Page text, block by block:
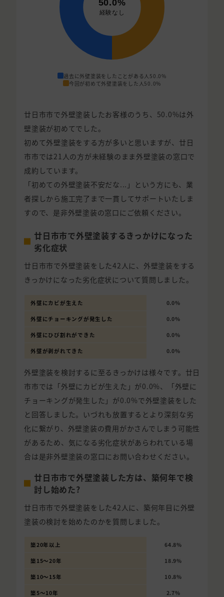
過去に外壁塗装をしたことがある人 50.0%
今回が初めて外壁塗装をした人 50.0%
廿日市市で外壁塗装したお客様のうち、50.0%は外
壁塗装が初めてでした。
初めて外壁塗装をする方が多いと思いますが、廿日
市市では21人の方が未経験のまま外壁塗装の窓口で
成約しています。
「初めての外壁塗装不安だな...」という方にも、業
者探しから施工完了まで一貫してサポートいたしま
すので、是非外壁塗装の窓口にご依頼ください。
廿日市市で外壁塗装するきっかけになった
劣化症状
廿日市市で外壁塗装をした42人に、外壁塗装をする
きっかけになった劣化症状について質問しました。
外壁にカビが生えた 0.0%
外壁にチョーキングが発生した 0.0%
外壁にひび割れができた 0.0%
外壁が剥がれてきた 0.0%
外壁塗装を検討するに至るきっかけは様々です。廿日
市市では「外壁にカビが生えた」が0.0%、「外壁に
チョーキングが発生した」が0.0%で外壁塗装をした
と回答しました。いづれも放置するとより深刻な劣
化に繋がり、外壁塗装の費用がかさんでしまう可能性
があるため、気になる劣化症状があらわれている場
合は是非外壁塗装の窓口にお問い合わせください。
廿日市市で外壁塗装した方は、築何年で検
討し始めた?
廿日市市で外壁塗装をした42人に、築何年目に外壁
塗装の検討を始めたのかを質問しました。
築20年以上 64.8%
築15〜20年 18.9%
築10〜15年 10.8%
築5〜10年 2.7%